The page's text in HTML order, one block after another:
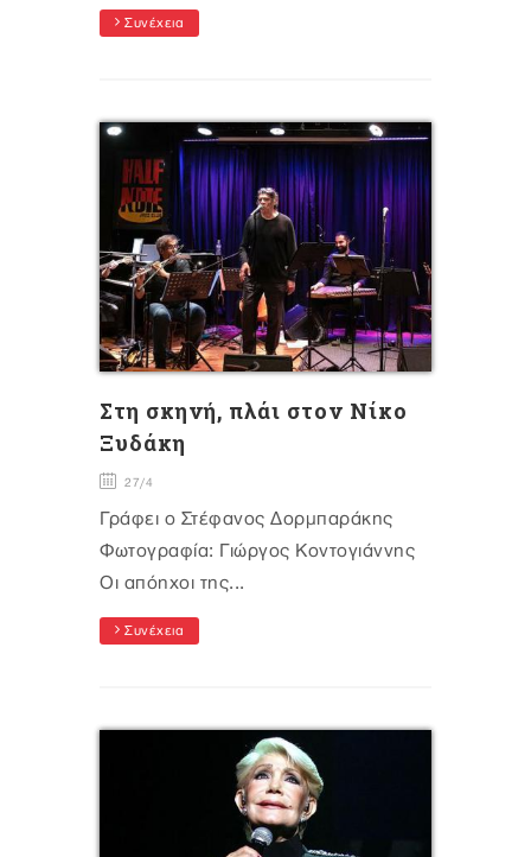
Συνέχεια
Στη σκηνή, πλάι στον Νίκο
Ξυδάκη
27/4
Γράφει ο Στέφανος Δορμπαράκης
Φωτογραφία: Γιώργος Κοντογιάννης
Οι απόηχοι της...
Συνέχεια